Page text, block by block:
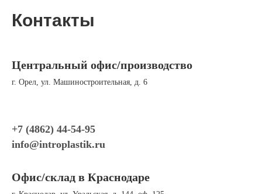
Контакты
Центральный офис/производство
г. Орел, ул. Машиностроительная, д. 6
+7 (4862) 44-54-95
info@introplastik.ru
Офис/склад в Краснодаре